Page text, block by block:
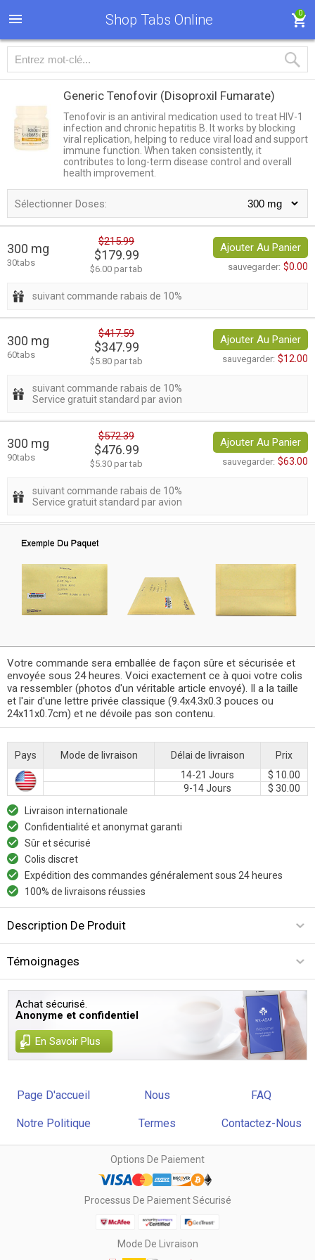
Shop Tabs Online 0
Generic Tenofovir (Disoproxil Fumarate)
Tenofovir is an antiviral medication used to treat HIV-1
infection and chronic hepatitis B. It works by blocking
viral replication, helping to reduce viral load and support
immune function. When taken consistently, it
contributes to long-term disease control and overall
health improvement.
Sélectionner Doses:
300 mg
30tabs
$215.99
$179.99
$6.00 par tab
Ajouter Au Panier
sauvegarder: $0.00
suivant commande rabais de 10%
300 mg
60tabs
$417.59
$347.99
$5.80 par tab
Ajouter Au Panier
sauvegarder: $12.00
suivant commande rabais de 10%
Service gratuit standard par avion
300 mg
90tabs
$572.39
$476.99
$5.30 par tab
Ajouter Au Panier
sauvegarder: $63.00
suivant commande rabais de 10%
Service gratuit standard par avion
Votre commande sera emballée de façon sûre et sécurisée et
envoyée sous 24 heures. Voici exactement ce à quoi votre colis
va ressembler (photos d'un véritable article envoyé). Il a la taille
et l'air d'une lettre privée classique (9.4x4.3x0.3 pouces ou
24x11x0.7cm) et ne dévoile pas son contenu.
Pays Mode de livraison Délai de livraison
Prix
14-21 Jours
$ 10.00
9-14 Jours
$ 30.00
Livraison internationale
Confidentialité et anonymat garanti
Sûr et sécurisé
Colis discret
Expédition des commandes généralement sous 24 heures
100% de livraisons réussies
Description De Produit
Témoignages
Achat sécurisé.
Anonyme et confidentiel
En Savoir Plus
Page D'accueil Nous FAQ
Notre Politique Termes Contactez-Nous
Options De Paiement
Processus De Paiement Sécurisé
Mode De Livraison